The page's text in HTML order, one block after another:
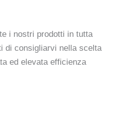
i nostri prodotti in tutta
di consigliarvi nella scelta
ed elevata efficienza